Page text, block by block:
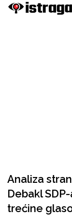
Analiza
Debakl
trećine